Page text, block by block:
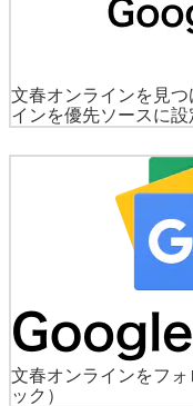
文春オンラインを見つ
インを優先ソースに設
文春オンラインをフォ
ック）